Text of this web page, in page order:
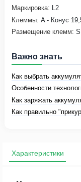
Маркировка: L2
Клеммы: A - Конус
Размещение клемм:
Важно знать
Как выбрать
Особенности
Как заряжать
Как правильно
Характеристики